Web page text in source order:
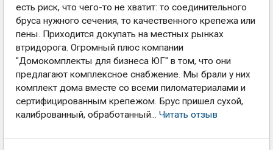
есть риск, что чего-то не хватит: то соединительного
бруса нужного сечения, то качественного крепежа или
пены. Приходится докупать на местных рынках
втридорога. Огромный плюс компании
"Домокомплекты для бизнеса ЮГ" в том, что они
предлагают комплексное снабжение. Мы брали у них
комплект дома вместе со всеми пиломатериалами и
сертифицированным крепежом. Брус пришел сухой,
калиброванный, обработанный... Читать отзыв